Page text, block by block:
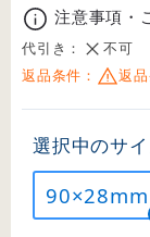
注意事項・
代引き：
不可
返品条件：
返
選択中のサ
90×28mm